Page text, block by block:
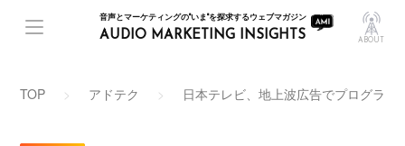
音声とマーケティングの"いま"を探求するウェブマガジン
AUDIO MARKETING INSIGHTS ABOUT
TOP アドテク 日本テレビ、地上波広告でプログラ